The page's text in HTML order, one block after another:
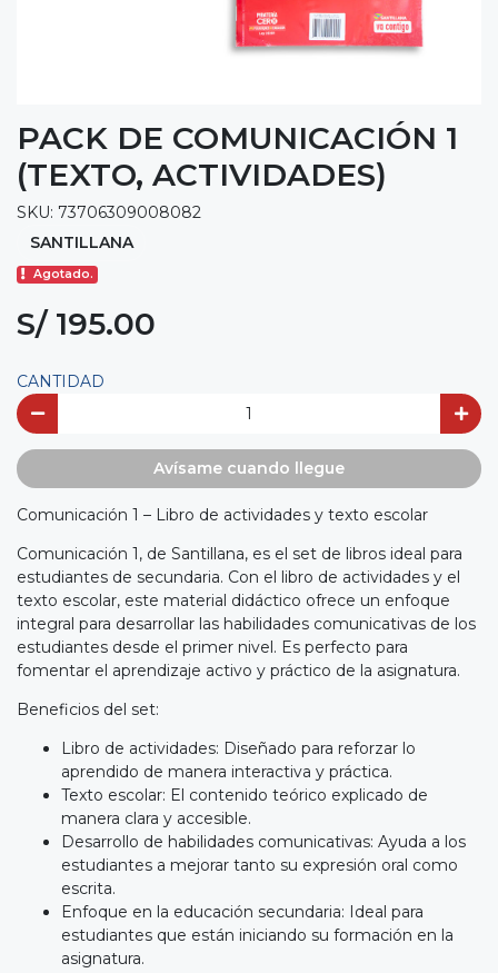
PACK DE COMUNICACIÓN 1
(TEXTO, ACTIVIDADES)
SKU: 73706309008082
SANTILLANA
Agotado.
S/ 195.00
CANTIDAD
Avísame cuando llegue
Comunicación 1 – Libro de actividades y texto escolar
Comunicación 1, de Santillana, es el set de libros ideal para
estudiantes de secundaria. Con el libro de actividades y el
texto escolar, este material didáctico ofrece un enfoque
integral para desarrollar las habilidades comunicativas de los
estudiantes desde el primer nivel. Es perfecto para
fomentar el aprendizaje activo y práctico de la asignatura.
Beneficios del set:
Libro de actividades: Diseñado para reforzar lo
aprendido de manera interactiva y práctica.
Texto escolar: El contenido teórico explicado de
manera clara y accesible.
Desarrollo de habilidades comunicativas: Ayuda a los
estudiantes a mejorar tanto su expresión oral como
escrita.
Enfoque en la educación secundaria: Ideal para
estudiantes que están iniciando su formación en la
asignatura.